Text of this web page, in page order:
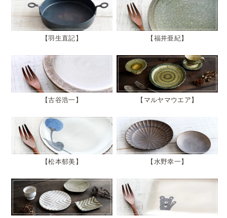
羽生直記 福井亜紀
古谷浩一 マルヤマウエア
松本郁美 水野幸一